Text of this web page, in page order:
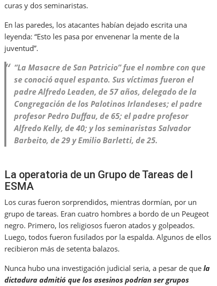
curas y dos seminaristas.
En las paredes, los atacantes habían dejado escrita una
leyenda: “Esto les pasa por envenenar la mente de la
juventud”.
“La Masacre de San Patricio” fue el nombre con que
se conoció aquel espanto. Sus víctimas fueron el
padre Alfredo Leaden, de 57 años, delegado de la
Congregación de los Palotinos Irlandeses; el padre
profesor Pedro Duffau, de 65; el padre profesor
Alfredo Kelly, de 40; y los seminaristas Salvador
Barbeito, de 29 y Emilio Barletti, de 25.
La operatoria de un Grupo de Tareas de l
ESMA
Los curas fueron sorprendidos, mientras dormían, por un
grupo de tareas. Eran cuatro hombres a bordo de un Peugeot
negro. Primero, los religiosos fueron atados y golpeados.
Luego, todos fueron fusilados por la espalda. Algunos de ellos
recibieron más de setenta balazos.
Nunca hubo una investigación judicial seria, a pesar de quela
dictadura admitió que los asesinos podrían ser grupos